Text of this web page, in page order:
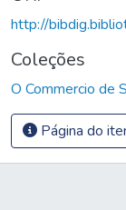
http://
Coleções
O Commercio de
Página do